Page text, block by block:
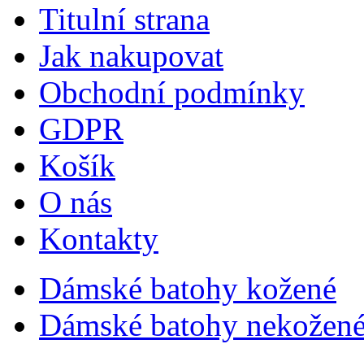
Titulní strana
Jak nakupovat
Obchodní podmínky
GDPR
Košík
O nás
Kontakty
Dámské batohy kožené
Dámské batohy